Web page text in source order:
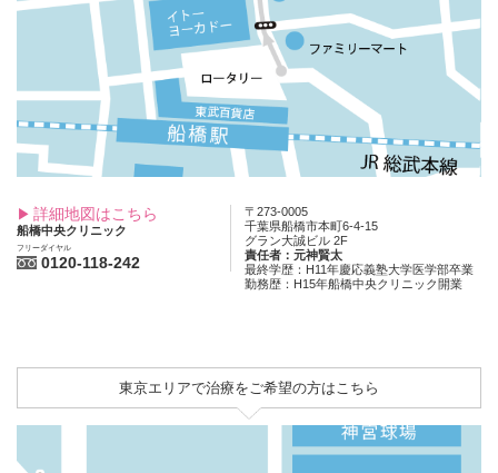
詳細地図はこちら
船橋中央クリニック
フリーダイヤル
0120-118-242
〒273-0005
千葉県船橋市本町6-4-15
グラン大誠ビル 2F
責任者：元神賢太
最終学歴：H11年慶応義塾大学医学部卒業
勤務歴：H15年船橋中央クリニック開業
東京エリアで治療をご希望の方はこちら